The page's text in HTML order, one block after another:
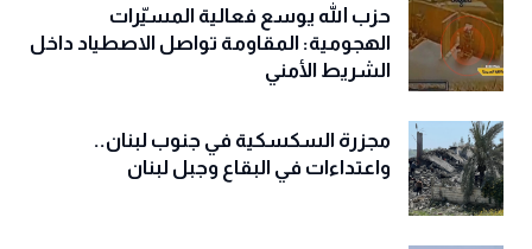
حزب الله يوسع فعالية المسيّرات
الهجومية: المقاومة تواصل الاصطياد داخل
الشريط الأمني
مجزرة السكسكية في جنوب لبنان..
واعتداءات في البقاع وجبل لبنان